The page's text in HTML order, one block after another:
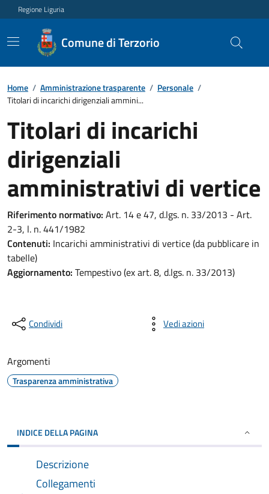
Regione Liguria
Comune di Terzorio
Home / Amministrazione trasparente / Personale /
Titolari di incarichi dirigenziali ammini...
Titolari di incarichi
dirigenziali
amministrativi di vertice
Riferimento normativo: Art. 14 e 47, d.lgs. n. 33/2013 - Art.
2-3, l. n. 441/1982
Contenuti: Incarichi amministrativi di vertice (da pubblicare in
tabelle)
Aggiornamento: Tempestivo (ex art. 8, d.lgs. n. 33/2013)
Condividi Vedi azioni
Argomenti
Trasparenza amministrativa
INDICE DELLA PAGINA
Descrizione
Collegamenti